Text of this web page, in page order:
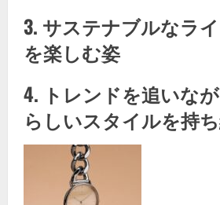
3. サステナブルなラ
を楽しむ姿
4. トレンドを追いな
らしいスタイルを持